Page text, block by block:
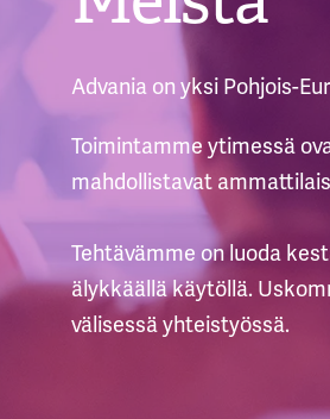
Advania on yksi Pohjois-
Toimintamme ytimessä
mahdollistavat
Tehtävämme on luoda
älykkäällä käytöllä.
välisessä yhteistyössä.